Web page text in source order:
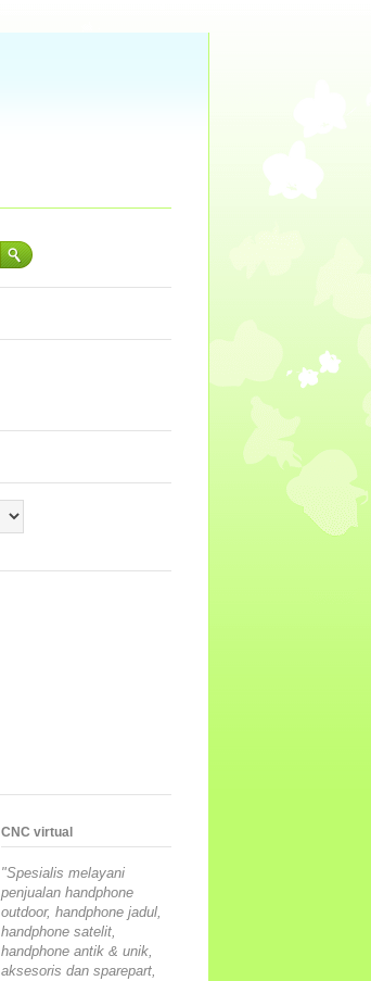
CNC virtual
"Spesialis melayani
penjualan handphone
outdoor, handphone jadul,
handphone satelit,
handphone antik & unik,
aksesoris dan sparepart,